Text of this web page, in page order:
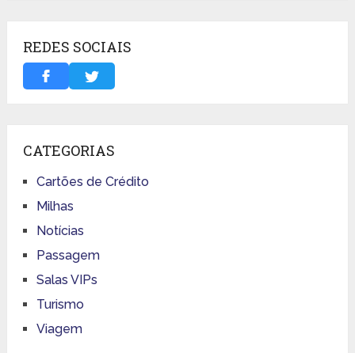
REDES SOCIAIS
CATEGORIAS
Cartões de Crédito
Milhas
Notícias
Passagem
Salas VIPs
Turismo
Viagem